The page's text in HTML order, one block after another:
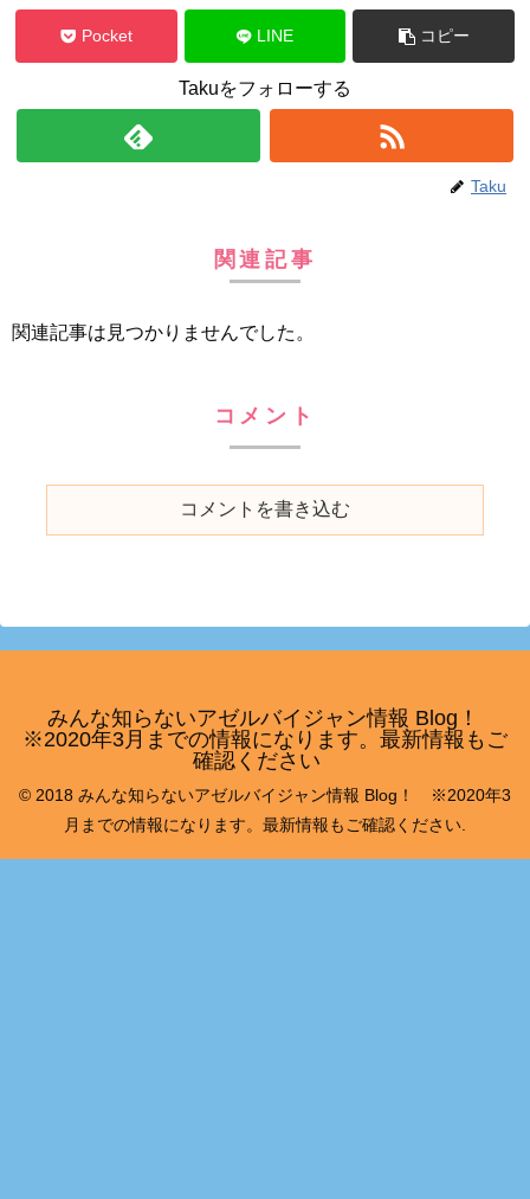
Pocket LINE コピー
Takuをフォローする
Taku
関連記事
関連記事は見つかりませんでした。
コメント
コメントを書き込む
みんな知らないアゼルバイジャン情報 Blog！
※2020年3月までの情報になります。最新情報もご
確認ください
© 2018 みんな知らないアゼルバイジャン情報 Blog！ ※2020年3
月までの情報になります。最新情報もご確認ください.